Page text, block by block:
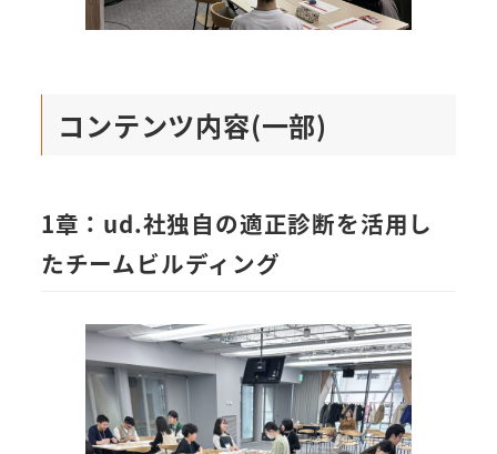
コンテンツ内容(一部)
1章：ud.社独自の適正診断を活用し
たチームビルディング